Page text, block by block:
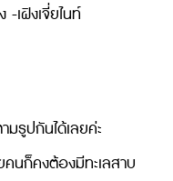
เฝิงเจี่ยไนท์
รูปกันได้เลยค่ะ
นก็คงต้องมีทะเลสาบ